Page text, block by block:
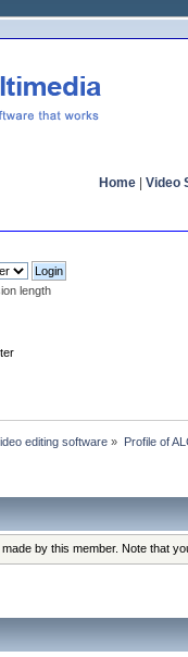
Home Video
length
editing software » Profile of
by this member. Note that